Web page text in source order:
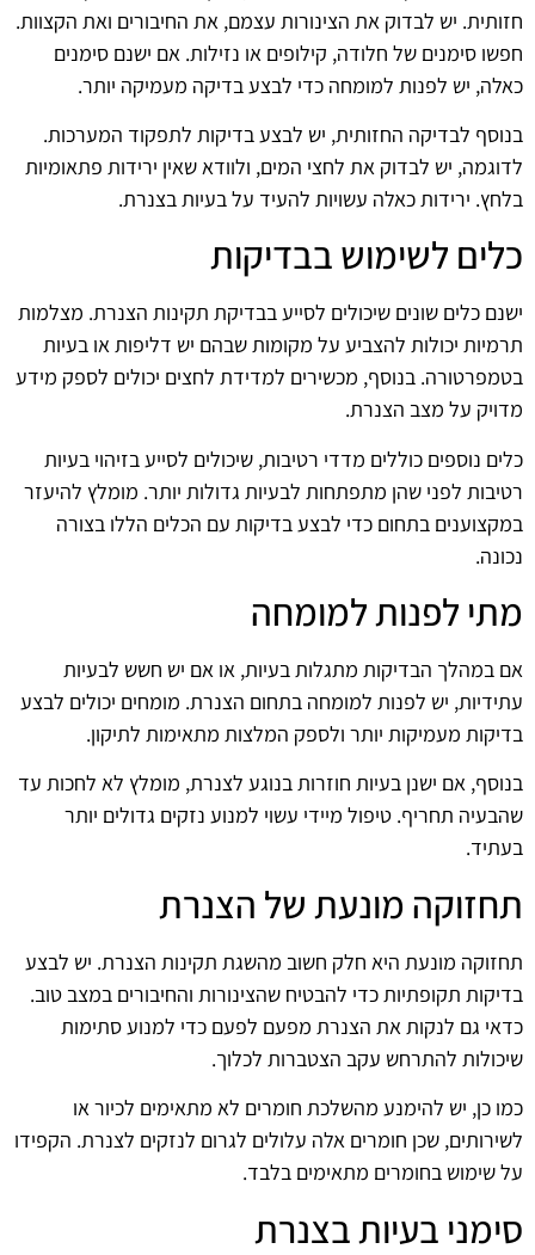
חזותית. יש לבדוק את הצינורות עצמם, את החיבורים ואת הקצוות.
חפשו סימנים של חלודה, קילופים או נזילות. אם ישנם סימנים
כאלה, יש לפנות למומחה כדי לבצע בדיקה מעמיקה יותר.
בנוסף לבדיקה החזותית, יש לבצע בדיקות לתפקוד המערכות.
לדוגמה, יש לבדוק את לחצי המים, ולוודא שאין ירידות פתאומיות
בלחץ. ירידות כאלה עשויות להעיד על בעיות בצנרת.
כלים לשימוש בבדיקות
ישנם כלים שונים שיכולים לסייע בבדיקת תקינות הצנרת. מצלמות
תרמיות יכולות להצביע על מקומות שבהם יש דליפות או בעיות
בטמפרטורה. בנוסף, מכשירים למדידת לחצים יכולים לספק מידע
מדויק על מצב הצנרת.
כלים נוספים כוללים מדדי רטיבות, שיכולים לסייע בזיהוי בעיות
רטיבות לפני שהן מתפתחות לבעיות גדולות יותר. מומלץ להיעזר
במקצוענים בתחום כדי לבצע בדיקות עם הכלים הללו בצורה
נכונה.
מתי לפנות למומחה
אם במהלך הבדיקות מתגלות בעיות, או אם יש חשש לבעיות
עתידיות, יש לפנות למומחה בתחום הצנרת. מומחים יכולים לבצע
בדיקות מעמיקות יותר ולספק המלצות מתאימות לתיקון.
בנוסף, אם ישנן בעיות חוזרות בנוגע לצנרת, מומלץ לא לחכות עד
שהבעיה תחריף. טיפול מיידי עשוי למנוע נזקים גדולים יותר
בעתיד.
תחזוקה מונעת של הצנרת
תחזוקה מונעת היא חלק חשוב מהשגת תקינות הצנרת. יש לבצע
בדיקות תקופתיות כדי להבטיח שהצינורות והחיבורים במצב טוב.
כדאי גם לנקות את הצנרת מפעם לפעם כדי למנוע סתימות
שיכולות להתרחש עקב הצטברות לכלוך.
כמו כן, יש להימנע מהשלכת חומרים לא מתאימים לכיור או
לשירותים, שכן חומרים אלה עלולים לגרום לנזקים לצנרת. הקפידו
על שימוש בחומרים מתאימים בלבד.
סימני בעיות בצנרת